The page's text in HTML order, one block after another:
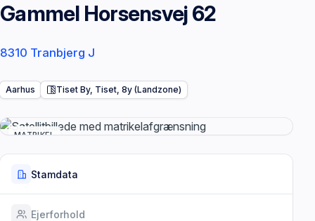
Gammel Horsensvej 62
8310 Tranbjerg J
Aarhus Tiset By, Tiset, 8y (Landzone)
MATRIKEL
Stamdata
Ejerforhold